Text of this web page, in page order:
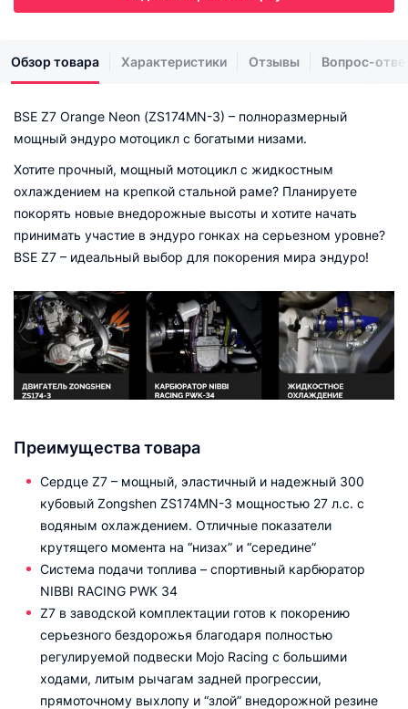
Обзор товара Характеристики Отзывы Вопрос-
BSE Z7 Orange Neon (ZS174MN-3) – полноразмерный
мощный эндуро мотоцикл с богатыми низами.
Хотите прочный, мощный мотоцикл с жидкостным
охлаждением на крепкой стальной раме? Планируете
покорять новые внедорожные высоты и хотите начать
принимать участие в эндуро гонках на серьезном уровне?
BSE Z7 – идеальный выбор для покорения мира эндуро!
Преимущества товара
Сердце Z7 – мощный, эластичный и надежный 300
кубовый Zongshen ZS174MN-3 мощностью 27 л.с. с
водяным охлаждением. Отличные показатели
крутящего момента на “низах” и “середине”
Система подачи топлива – спортивный карбюратор
NIBBI RACING PWK 34
Z7 в заводской комплектации готов к покорению
серьезного бездорожья благодаря полностью
регулируемой подвески Mojo Racing c большими
ходами, литым рычагам задней прогрессии,
прямоточному выхлопу и “злой” внедорожной резине